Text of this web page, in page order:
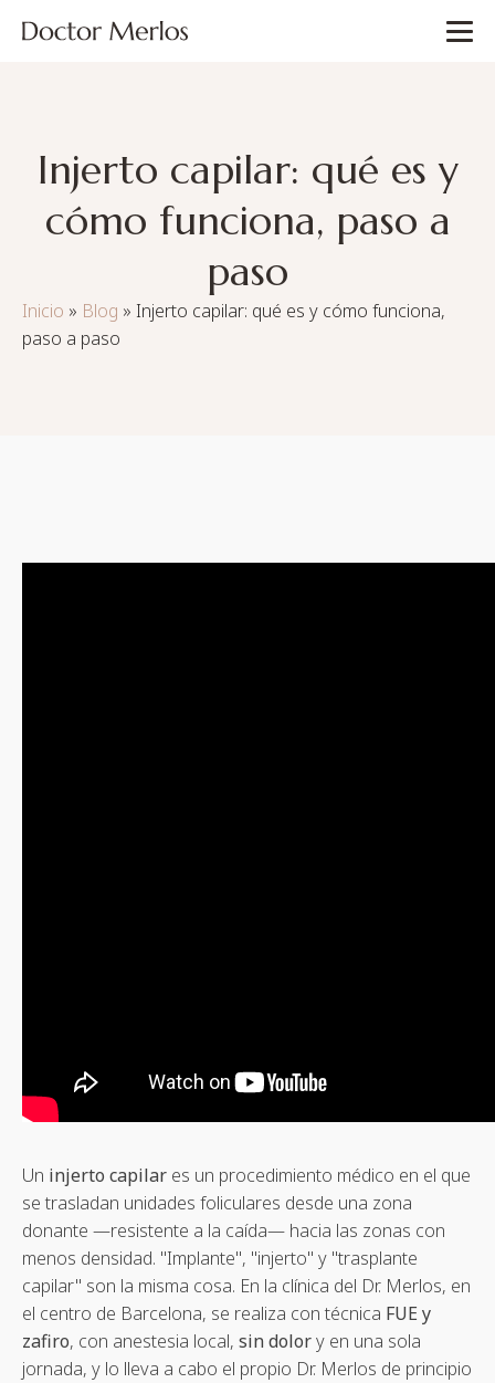
Injerto capilar: qué es y
cómo funciona, paso a
paso
Inicio » Blog » Injerto capilar: qué es y cómo funciona,
paso a paso
Un injerto capilar es un procedimiento médico en el que
se trasladan unidades foliculares desde una zona
donante —resistente a la caída— hacia las zonas con
menos densidad. "Implante", "injerto" y "trasplante
capilar" son la misma cosa. En la clínica del Dr. Merlos, en
el centro de Barcelona, se realiza con técnica FUE y
zafiro, con anestesia local, sin dolory en una sola
jornada, y lo lleva a cabo el propio Dr. Merlos de principio